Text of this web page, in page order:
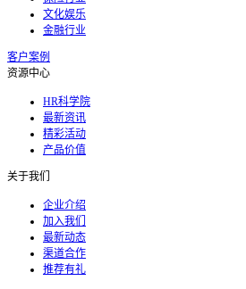
文化娱乐
金融行业
客户案例
资源中心
HR科学院
最新资讯
精彩活动
产品价值
关于我们
企业介绍
加入我们
最新动态
渠道合作
推荐有礼